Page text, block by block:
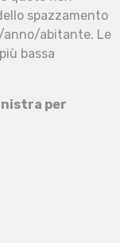
spazzamento
anno/abitante. Le
bassa
per